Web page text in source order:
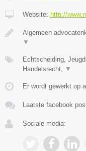
Website: http://
Algemeen
▼
Echtscheiding,
Handelsrecht,
▼
Er wordt gewerkt op
Laatste facebook
Sociale media: